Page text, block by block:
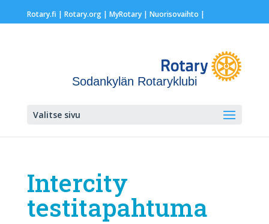
Rotary.fi | Rotary.org| MyRotary | Nuorisovaihto |
Sodankylän Rotaryklubi
Valitse sivu
Intercity
testitapahtuma